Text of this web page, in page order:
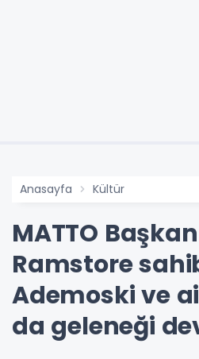
Anasayfa Kültür
MATTO
Ramstore
Ademoski ve
da geleneği